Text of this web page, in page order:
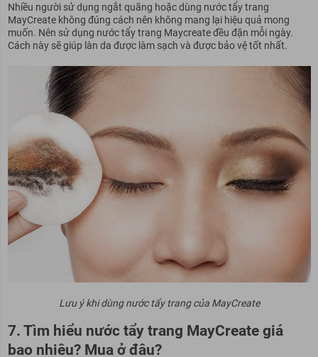
Nhiều người sử dụng ngắt quãng hoặc dùng nước tẩy trang
MayCreate không đúng cách nên không mang lại hiệu quả mong
muốn. Nên sử dụng nước tẩy trang Maycreate đều đặn mỗi ngày.
Cách này sẽ giúp làn da được làm sạch và được bảo vệ tốt nhất.
Lưu ý khi dùng nước tẩy trang của MayCreate
7. Tìm hiểu nước tẩy trang MayCreate giá
bao nhiêu? Mua ở đâu?